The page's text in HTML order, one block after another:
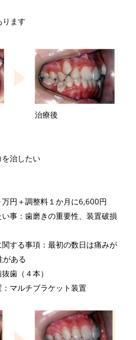
ります
治療後
治したい
円＋調整料１か月に6,600円
事：歯磨きの重要性、装置破損
する事項：最初の数日は痛みが
がある
歯（４本）
マルチブラケット装置